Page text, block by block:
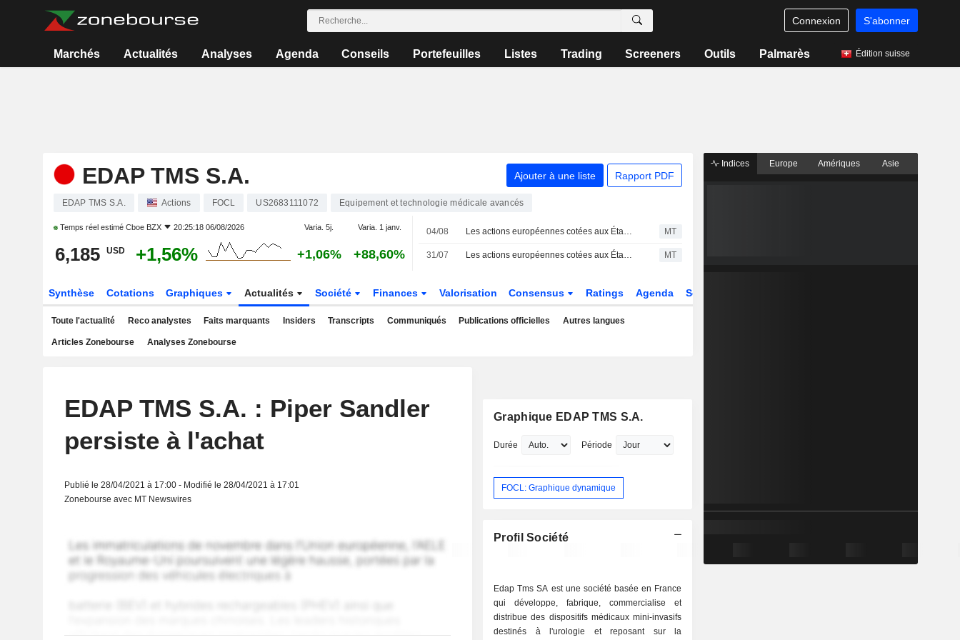
Connexion S'abonner
Marchés Actualités Analyses Agenda Conseils Portefeuilles Listes Trading Screeners Outils Palmarès Édition suisse
EDAP TMS S.A. Ajouter à une liste Rapport PDF
EDAP TMS S.A. Actions FOCL US2683111072 Equipement et technologie médicale avancés
Temps réel estimé Cboe BZX 20:25:18 06/08/2026 Varia. 5j. Varia. 1 janv.
6,185 USD +1,56% +1,06% +88,60%
04/08 Les actions européennes cotées aux États-Unis sous forme d'ADR progressent lors de la séance de mardi MT
31/07 Les actions européennes cotées aux États-Unis sous forme d'ADR en repli vendredi MT
Synthèse Cotations Graphiques Actualités Société Finances Valorisation Consensus Ratings Agenda Secteur
Toute l'actualité Reco analystes Faits marquants Insiders Transcripts Communiqués Publications officielles Autres langues
Articles Zonebourse Analyses Zonebourse
EDAP TMS S.A. : Piper Sandler
persiste à l'achat
Publié le 28/04/2021 à 17:00 - Modifié le 28/04/2021 à 17:01
Zonebourse avec MT Newswires
Graphique EDAP TMS S.A.
Durée Période
FOCL: Graphique dynamique
Profil Société
Edap Tms SA est une société basée en France
qui développe, fabrique, commercialise et
distribue des dispositifs médicaux mini-invasifs
destinés à l'urologie et reposant sur la
Indices Europe Amériques Asie